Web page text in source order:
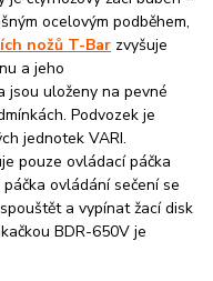
ocelovým podběhem,
nožů T-Bar zvyšuje
a jeho
jsou uloženy na pevné
Podvozek je
jednotek VARI.
pouze ovládací páčka
ovládání sečení se
a vypínat žací disk
BDR-650V je